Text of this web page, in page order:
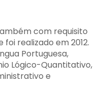
com requisito
realizado em 2012.
Portuguesa,
Lógico-Quantitativo,
e